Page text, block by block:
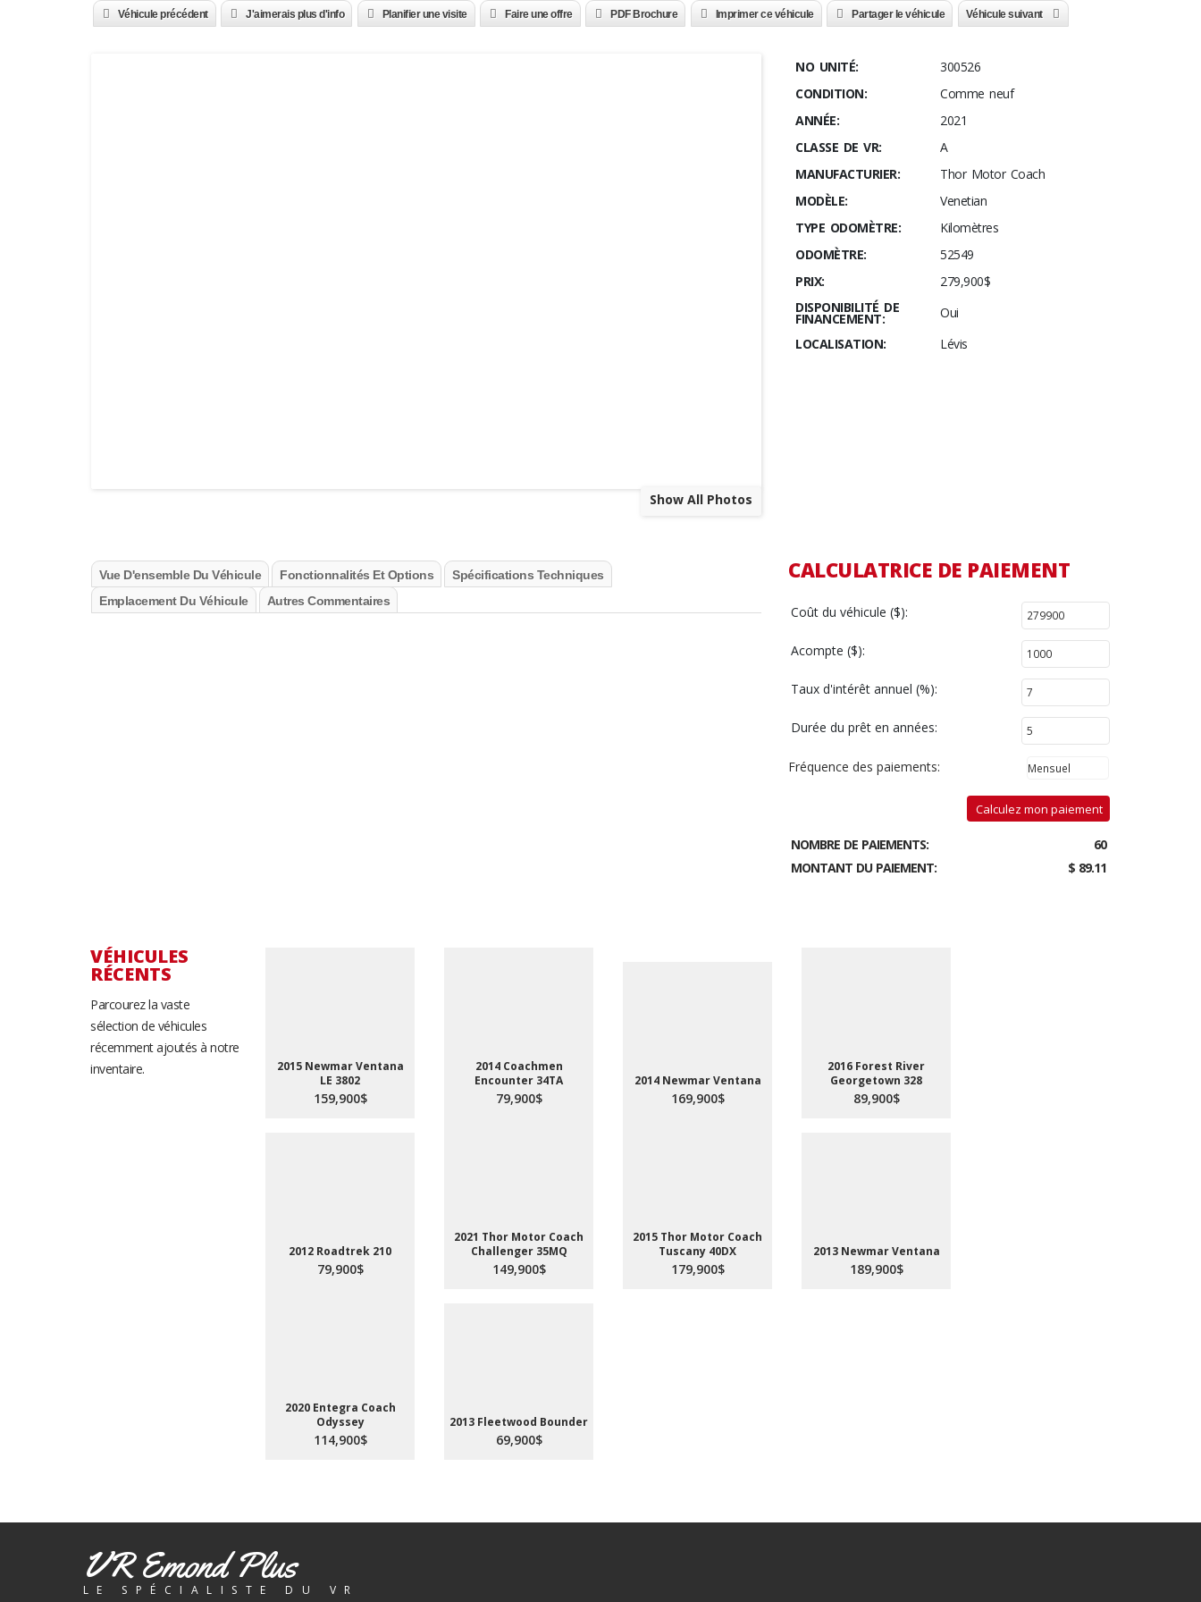
Véhicule précédent J'aimerais plus d'info Planifier une visite Faire une offre PDF Brochure Imprimer ce véhicule Partager le véhicule Véhicule suivant
Show All Photos
Vue D'ensemble Du Véhicule Fonctionnalités Et Options
Spécifications Techniques
Emplacement Du Véhicule
Autres Commentaires
NO UNITÉ:
300526
CONDITION:
Comme neuf
ANNÉE:
2021
CLASSE DE VR:
A
MANUFACTURIER:
Thor Motor Coach
MODÈLE:
Venetian
TYPE ODOMÈTRE:
Kilomètres
ODOMÈTRE:
52549
PRIX:
279,900$
DISPONIBILITÉ DE
FINANCEMENT:
Oui
LOCALISATION:
Lévis
CALCULATRICE DE PAIEMENT
Coût du véhicule ($):
Acompte ($):
Taux d'intérêt annuel (%):
Durée du prêt en années:
Fréquence des paiements:
Calculez mon paiement
NOMBRE DE PAIEMENTS:
60
MONTANT DU PAIEMENT:
$ 89.11
VÉHICULES
RÉCENTS
Parcourez la vaste
sélection de véhicules
récemment ajoutés à notre
inventaire.
2015 Newmar Ventana
LE 3802
159,900$
2014 Coachmen
Encounter 34TA
79,900$
2014 Newmar Ventana
169,900$
2016 Forest River
Georgetown 328
89,900$
2012 Roadtrek 210
79,900$
2021 Thor Motor Coach
Challenger 35MQ
149,900$
2015 Thor Motor Coach
Tuscany 40DX
179,900$
2013 Newmar Ventana
189,900$
2020 Entegra Coach
Odyssey
114,900$
2013 Fleetwood Bounder
69,900$
VR Emond Plus
LE SPÉCIALISTE DU VR